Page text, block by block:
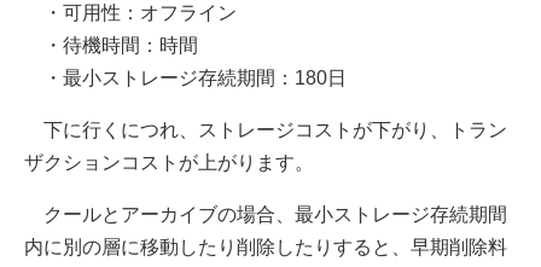
・可用性：オフライン
・待機時間：時間
・最小ストレージ存続期間：180日
下に行くにつれ、ストレージコストが下がり、トラン
ザクションコストが上がります。
クールとアーカイブの場合、最小ストレージ存続期間
内に別の層に移動したり削除したりすると、早期削除料